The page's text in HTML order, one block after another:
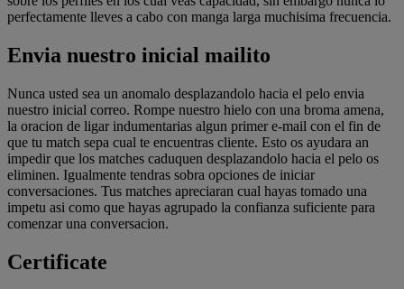
perfectamente lleves a cabo con manga larga muchisima frecuencia.
Envia nuestro inicial mailito
Nunca usted sea un anomalo desplazandolo hacia el pelo envia
nuestro inicial correo. Rompe nuestro hielo con una broma amena,
la oracion de ligar indumentarias algun primer e-mail con el fin de
que tu match sepa cual te encuentras cliente. Esto os ayudara an
impedir que los matches caduquen desplazandolo hacia el pelo os
eliminen. Igualmente tendras sobra opciones de iniciar
conversaciones. Tus matches apreciaran cual hayas tomado una
impetu asi­ como que hayas agrupado la confianza suficiente para
comenzar una conversacion.
Certificate